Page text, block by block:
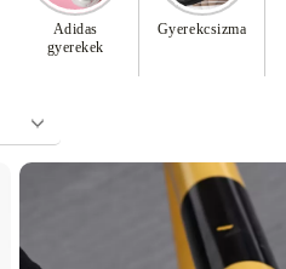
Adidas
gyerekek
Gyerekcsizma